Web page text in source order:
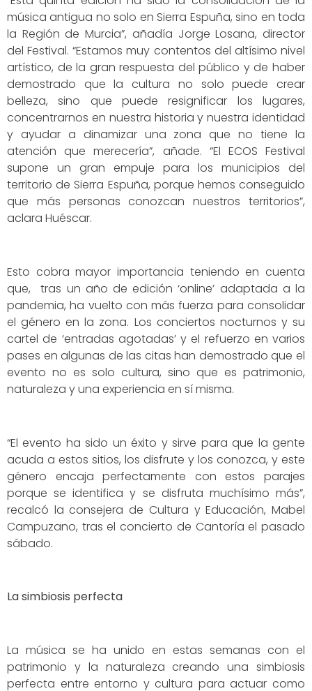
música antigua no solo en Sierra Espuña, sino en toda
la Región de Murcia”, añadía Jorge Losana, director
del Festival. “Estamos muy contentos del altísimo nivel
artístico, de la gran respuesta del público y de haber
demostrado que la cultura no solo puede crear
belleza, sino que puede resignificar los lugares,
concentrarnos en nuestra historia y nuestra identidad
y ayudar a dinamizar una zona que no tiene la
atención que merecería”, añade. “El ECOS Festival
supone un gran empuje para los municipios del
territorio de Sierra Espuña, porque hemos conseguido
que más personas conozcan nuestros territorios”,
aclara Huéscar.
Esto cobra mayor importancia teniendo en cuenta
que, tras un año de edición ‘online’ adaptada a la
pandemia, ha vuelto con más fuerza para consolidar
el género en la zona. Los conciertos nocturnos y su
cartel de ‘entradas agotadas’ y el refuerzo en varios
pases en algunas de las citas han demostrado que el
evento no es solo cultura, sino que es patrimonio,
naturaleza y una experiencia en sí misma.
“El evento ha sido un éxito y sirve para que la gente
acuda a estos sitios, los disfrute y los conozca, y este
género encaja perfectamente con estos parajes
porque se identifica y se disfruta muchísimo más”,
recalcó la consejera de Cultura y Educación, Mabel
Campuzano, tras el concierto de Cantoría el pasado
sábado.
La simbiosis perfecta
La música se ha unido en estas semanas con el
patrimonio y la naturaleza creando una simbiosis
perfecta entre entorno y cultura para actuar como